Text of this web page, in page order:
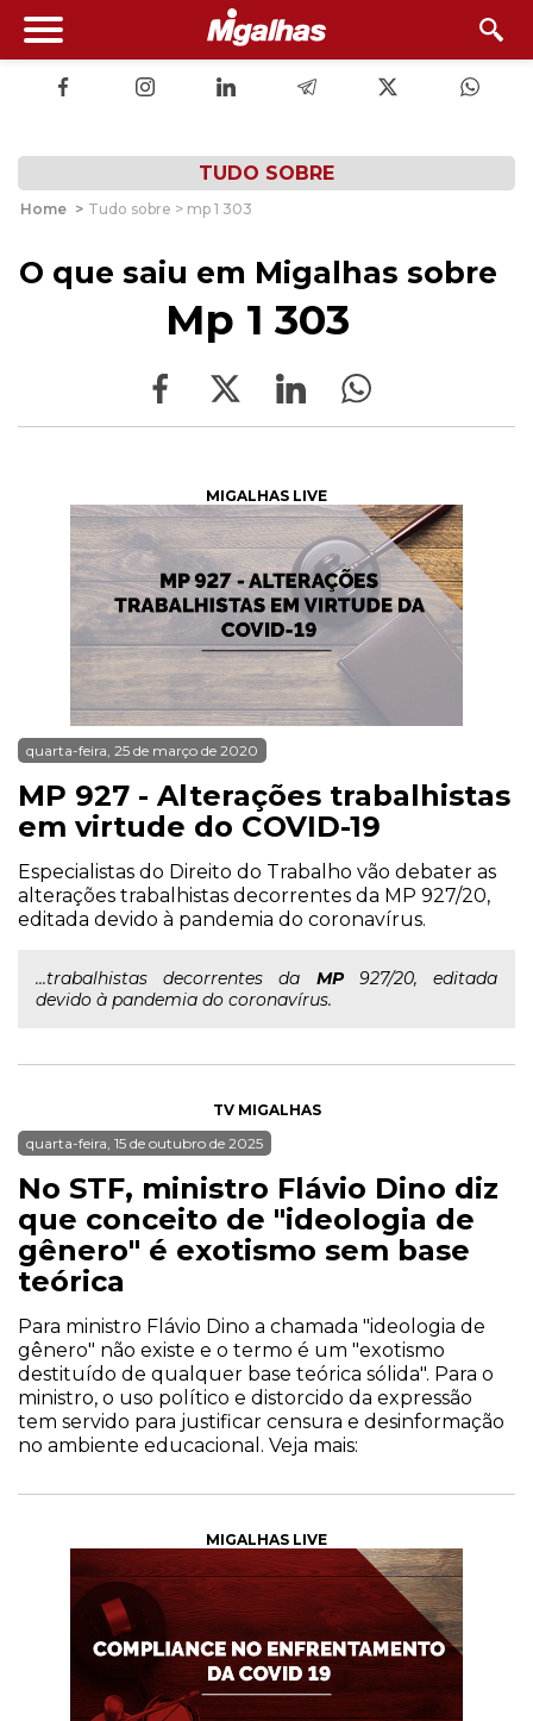
TUDO SOBRE
Home > Tudo sobre > mp 1 303
O que saiu em Migalhas sobre
Mp 1 303
MIGALHAS LIVE
quarta-feira, 25 de março de 2020
MP 927 - Alterações trabalhistas
em virtude do COVID-19
Especialistas do Direito do Trabalho vão debater as
alterações trabalhistas decorrentes da MP 927/20,
editada devido à pandemia do coronavírus.
...trabalhistas decorrentes da MP927/20, editada
devido à pandemia do coronavírus.
TV MIGALHAS
quarta-feira, 15 de outubro de 2025
No STF, ministro Flávio Dino diz
que conceito de "ideologia de
gênero" é exotismo sem base
teórica
Para ministro Flávio Dino a chamada "ideologia de
gênero" não existe e o termo é um "exotismo
destituído de qualquer base teórica sólida". Para o
ministro, o uso político e distorcido da expressão
tem servido para justificar censura e desinformação
no ambiente educacional. Veja mais:
MIGALHAS LIVE